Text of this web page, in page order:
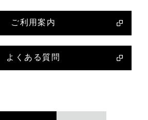
ご利用案内
よくある質問